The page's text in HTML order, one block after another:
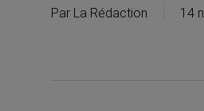
Par La Rédaction 14